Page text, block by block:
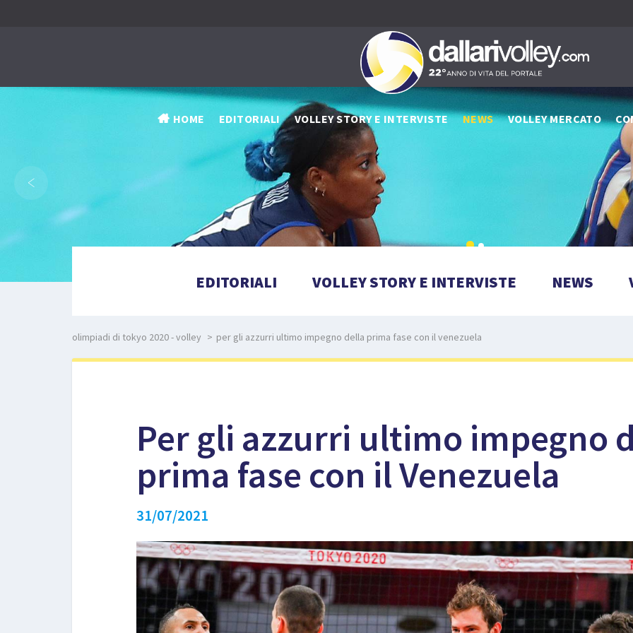
HOME EDITORIALI VOLLEY STORY E INTERVISTE NEWS VOLLEY MERCATO
‹
EDITORIALI VOLLEY STORY E INTERVISTE NEWS
olimpiadi di tokyo 2020 - volley > per gli azzurri ultimo impegno della prima fase con il venezuela
Per gli azzurri ultimo impegno
prima fase con il Venezuela
31/07/2021